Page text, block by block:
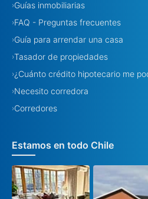
›Guías inmobiliarias
›FAQ - Preguntas frecuentes
›Guía para arrendar una casa
›Tasador de propiedades
›¿Cuánto crédito hipotecario me
›Necesito corredora
›Corredores
Estamos en todo Chile